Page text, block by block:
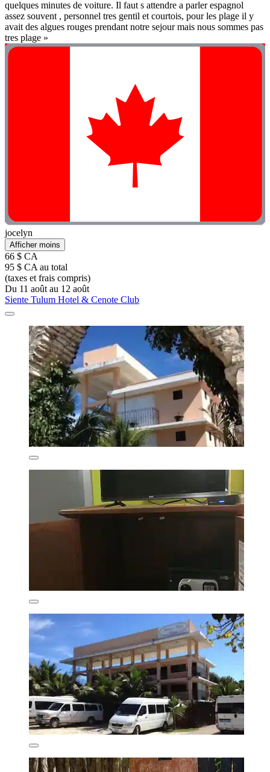
quelques minutes de voiture. Il faut s attendre a parler espagnol
assez souvent , personnel tres gentil et courtois, pour les plage il y
avait des algues rouges prendant notre sejour mais nous sommes pas
tres plage »
jocelyn
Afficher moins
66 $ CA
95 $ CA au total
(taxes et frais compris)
Du 11 août au 12 août
Siente Tulum Hotel & Cenote Club